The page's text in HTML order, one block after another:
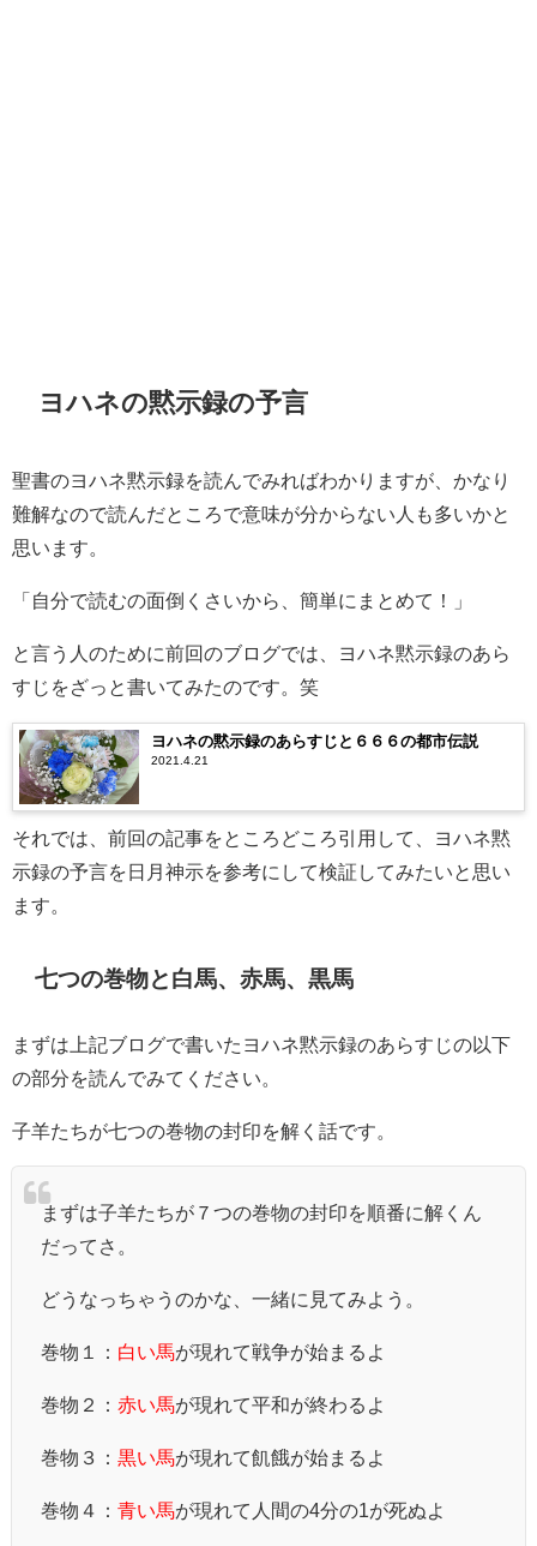
ヨハネの黙示録の予言
聖書のヨハネ黙示録を読んでみればわかりますが、かなり
難解なので読んだところで意味が分からない人も多いかと
思います。
「自分で読むの面倒くさいから、簡単にまとめて！」
と言う人のために前回のブログでは、ヨハネ黙示録のあら
すじをざっと書いてみたのです。笑
ヨハネの黙示録のあらすじと６６６の都市伝説
2021.4.21
それでは、前回の記事をところどころ引用して、ヨハネ黙
示録の予言を日月神示を参考にして検証してみたいと思い
ます。
七つの巻物と白馬、赤馬、黒馬
まずは上記ブログで書いたヨハネ黙示録のあらすじの以下
の部分を読んでみてください。
子羊たちが七つの巻物の封印を解く話です。
まずは子羊たちが７つの巻物の封印を順番に解くん
だってさ。
どうなっちゃうのかな、一緒に見てみよう。
巻物１： 白い馬が現れて戦争が始まるよ
巻物２： 赤い馬が現れて平和が終わるよ
巻物３： 黒い馬が現れて飢餓が始まるよ
巻物４： 青い馬が現れて人間の4分の1が死ぬよ